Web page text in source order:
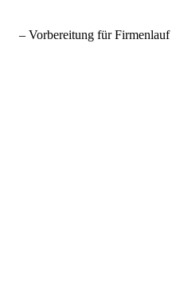
Vorbereitung für Firmenlauf